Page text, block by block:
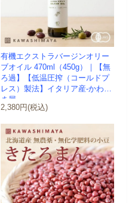
有機エクストラバージンオリー
ブオイル 470ml（450g）｜【無
ろ過】【低温圧搾（コールドプ
レス）製法】イタリア産-かわし
ま屋-
2,380円(税込)